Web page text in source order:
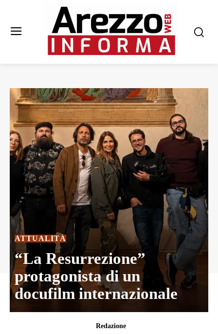
ATTUALITÀ
“La Resurrezione”
protagonista di un
docufilm internazionale
Redazione